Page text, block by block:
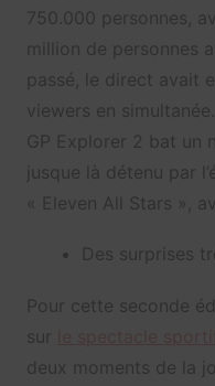
750.000 personnes,
million de personnes
passé, le direct avait
viewers en
GP Explorer 2 bat un
jusque là détenu par
« Eleven All Stars »,
Des surprises
Pour cette seconde
sur
deux moments de la